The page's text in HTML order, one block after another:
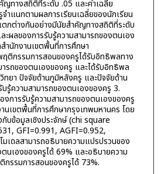
ทางสถิติที่ระดับ .05 และค่าเฉลี่ย
ำแนกตามผลการเรียนเฉลี่ยของนักเรียน
ตกต่างกันอย่างมีนัยสำคัญทางสถิติที่ระดับ
ะผลของการรับรู้ความสามารถของตนเอง
นักงานเขตพื้นที่การศึกษา
ติกรรมการสอนของครูได้รับอิทธิพลทาง
ารถของตนเองของครู และได้รับอิทธิพล
ทยา ปัจจัยด้านภูมิหลังครู และปัจจัยด้าน
บรู้ความสามารถของตนเองของครู 3.
งการรับรู้ความสามารถของตนเองของครู
เขตพื้นที่การศึกษากรุงเทพมหานคร โดย
บข้อมูลเชิงประจักษ์ (chi square
GFI=0.991, AGFI=0.952,
เดลสามารถอธิบายความแปรปรวนของ
นเองของครูได้ 69% และอธิบายความ
รรมการสอนของครูได้ 73%.